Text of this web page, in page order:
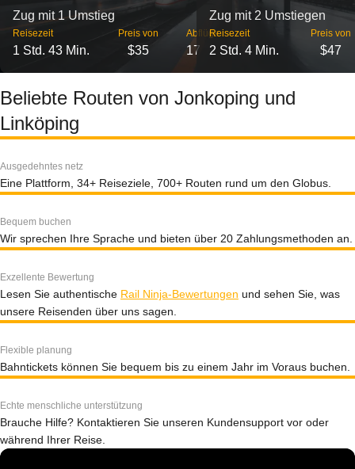
Zug mit 1 Umstieg
Reisezeit
1 Std. 43 Min.
Preis von
$35
Abflüge
17
Zug mit 2 Umstiegen
Reisezeit
2 Std. 4 Min.
Preis von
$47
Beliebte Routen von Jonkoping und
Linköping
Ausgedehntes netz
Eine Plattform, 34+ Reiseziele, 700+ Routen rund um den Globus.
Bequem buchen
Wir sprechen Ihre Sprache und bieten über 20 Zahlungsmethoden an.
Exzellente Bewertung
Lesen Sie authentische Rail Ninja-Bewertungen und sehen Sie, was
unsere Reisenden über uns sagen.
Flexible planung
Bahntickets können Sie bequem bis zu einem Jahr im Voraus buchen.
Echte menschliche unterstützung
Brauche Hilfe? Kontaktieren Sie unseren Kundensupport vor oder
während Ihrer Reise.